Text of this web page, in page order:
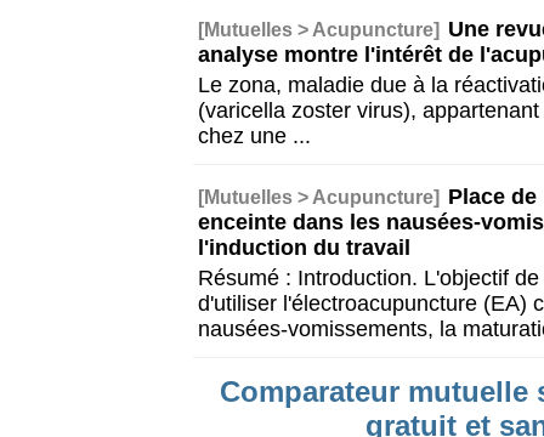
[Mutuelles > Acupuncture] Une
analyse montre l'intérêt de
Le zona, maladie due à la
(varicella zoster virus),
chez une ...
[Mutuelles > Acupuncture] Place
enceinte dans les nausées-
l'induction du travail
Résumé : Introduction. L'objectif
d'utiliser l'électroacupuncture (EA)
nausées-vomissements, la
Comparateur mutuelle
gratuit et